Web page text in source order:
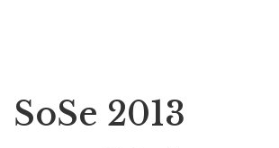
SoSe 2013